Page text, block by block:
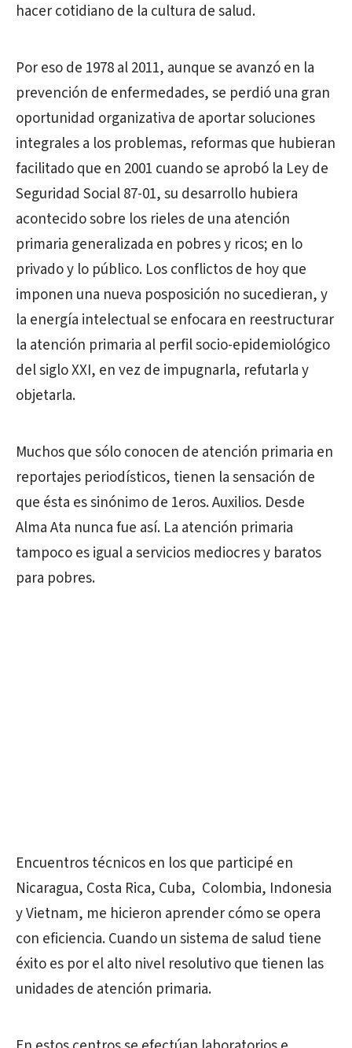
hacer cotidiano de la cultura de salud.
Por eso de 1978 al 2011, aunque se avanzó en la
prevención de enfermedades, se perdió una gran
oportunidad organizativa de aportar soluciones
integrales a los problemas, reformas que hubieran
facilitado que en 2001 cuando se aprobó la Ley de
Seguridad Social 87-01, su desarrollo hubiera
acontecido sobre los rieles de una atención
primaria generalizada en pobres y ricos; en lo
privado y lo público. Los conflictos de hoy que
imponen una nueva posposición no sucedieran, y
la energía intelectual se enfocara en reestructurar
la atención primaria al perfil socio-epidemiológico
del siglo XXI, en vez de impugnarla, refutarla y
objetarla.
Muchos que sólo conocen de atención primaria en
reportajes periodísticos, tienen la sensación de
que ésta es sinónimo de 1eros. Auxilios. Desde
Alma Ata nunca fue así. La atención primaria
tampoco es igual a servicios mediocres y baratos
para pobres.
Encuentros técnicos en los que participé en
Nicaragua, Costa Rica, Cuba, Colombia, Indonesia
y Vietnam, me hicieron aprender cómo se opera
con eficiencia. Cuando un sistema de salud tiene
éxito es por el alto nivel resolutivo que tienen las
unidades de atención primaria.